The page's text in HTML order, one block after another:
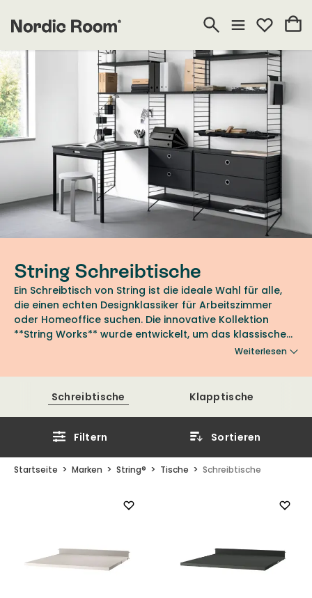
String Schreibtische
Ein Schreibtisch von String ist die ideale Wahl für alle,
die einen echten Designklassiker für Arbeitszimmer
oder Homeoffice suchen. Die innovative Kollektion
**String Works** wurde entwickelt, um das klassische
String Regalsystem mit funktionalen Lösungen für
umfasst Schreibtische, Arbeitsplatten sowie elektrisch
höhenverstellbare Schreibtische. Dank ihres zeitlosen
skandinavischen Designs passen String Schreibtische
Homeoffices und professionelle Arbeitsumgebungen.
Weiterlesen
Schreibtische Klapptische
Filtern Sortieren
Startseite Marken String® Tische Schreibtische